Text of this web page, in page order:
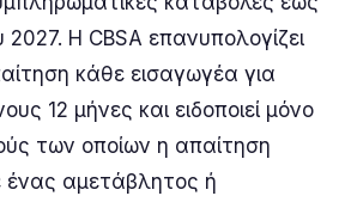
2027. Η CBSA επανυπολογίζει
κάθε εισαγωγέα για
12 μήνες και ειδοποιεί μόνο
των οποίων η απαίτηση
ένας αμετάβλητος ή